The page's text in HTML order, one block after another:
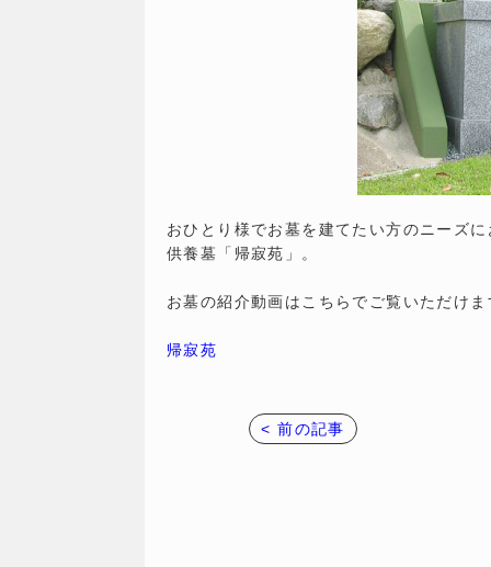
おひとり様でお墓を建てたい方のニーズ
供養墓「帰寂苑」。
お墓の紹介動画はこちらでご覧いただけま
帰寂苑
< 前の記事